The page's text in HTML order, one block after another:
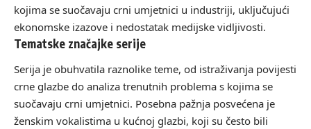
kojima se suočavaju crni umjetnici u industriji, uključujući
ekonomske izazove i nedostatak medijske vidljivosti.
Tematske značajke serije
Serija je obuhvatila raznolike teme, od istraživanja povijesti
crne glazbe do analiza trenutnih problema s kojima se
suočavaju crni umjetnici. Posebna pažnja posvećena je
ženskim vokalistima u kućnoj glazbi, koji su često bili